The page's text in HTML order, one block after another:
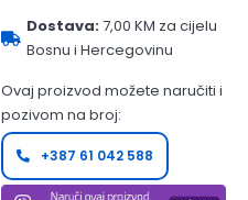
Dostava:7,00 KM za cijelu
Bosnu i Hercegovinu
Ovaj proizvod možete naručiti i
pozivom na broj:
+387 61 042 588